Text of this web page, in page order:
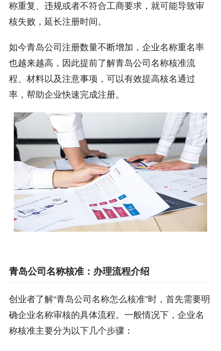
称重复、违规或者不符合工商要求，就可能导致审
核失败，延长注册时间。
如今青岛公司注册数量不断增加，企业名称重名率
也越来越高，因此提前了解青岛公司名称核准流
程、材料以及注意事项，可以有效提高核名通过
率，帮助企业快速完成注册。
青岛公司名称核准：办理流程介绍
创业者了解“青岛公司名称怎么核准”时，首先需要明
确企业名称审核的具体流程。一般情况下，企业名
称核准主要分为以下几个步骤：